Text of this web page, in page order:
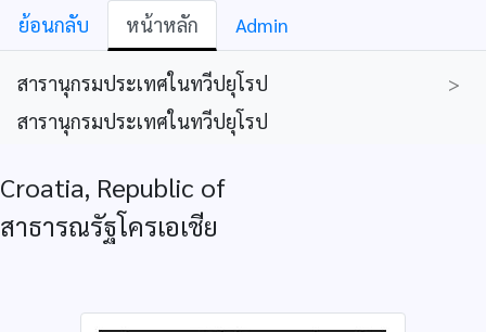
ย้อนกลับ หน้าหลัก Admin
สารานุกรมประเทศในทวีปยุโรป
>
สารานุกรมประเทศในทวีปยุโรป
Croatia, Republic of
สาธารณรัฐโครเอเชีย